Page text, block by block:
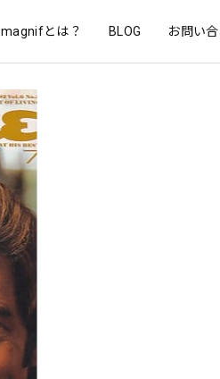
magnifとは？ BLOG お問い